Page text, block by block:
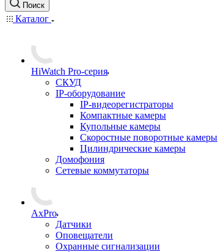
Поиск
Каталог
HiWatch Pro-серия
CКУД
IP-оборудование
IP-видеорегистраторы
Компактные камеры
Купольные камеры
Скоростные поворотные камеры
Цилиндрические камеры
Домофония
Сетевые коммутаторы
AxPro
Датчики
Оповещатели
Охранные сигнализации